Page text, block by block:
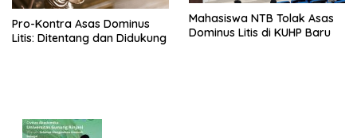
Pro-Kontra Asas Dominus
Litis: Ditentang dan Didukung
Mahasiswa NTB Tolak Asas
Dominus Litis di KUHP Baru